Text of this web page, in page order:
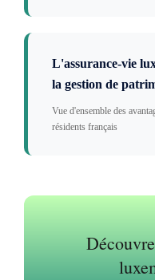
L'assurance-vie
la gestion de
Vue d'ensemble des
résidents français